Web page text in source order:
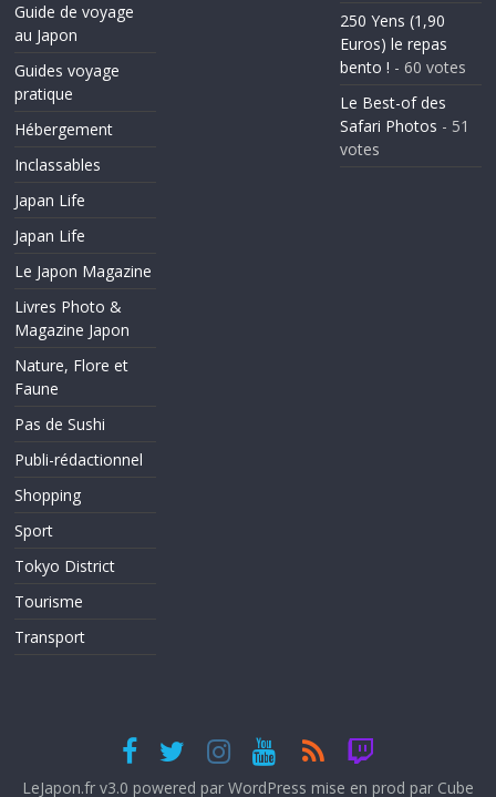
Guide de voyage
au Japon
Guides voyage
pratique
Hébergement
Inclassables
Japan Life
Japan Life
Le Japon Magazine
Livres Photo &
Magazine Japon
Nature, Flore et
Faune
Pas de Sushi
Publi-rédactionnel
Shopping
Sport
Tokyo District
Tourisme
Transport
250 Yens (1,90
Euros) le repas
bento ! - 60 votes
Le Best-of des
Safari Photos - 51
votes
LeJapon.fr v3.0 powered par WordPress mise en prod par Cube